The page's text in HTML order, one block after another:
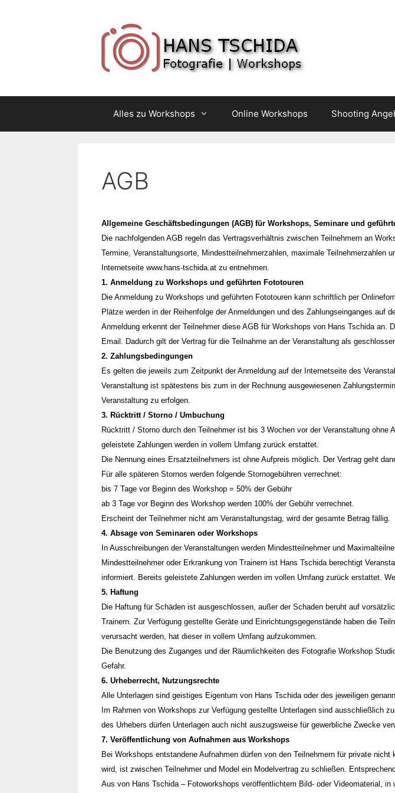
Alles zu Workshops Online Workshops Shooting
AGB
Allgemeine Geschäftsbedingungen (AGB) für Workshops, Seminare und
Die nachfolgenden AGB regeln das Vertragsverhältnis zwischen Teilnehmern an
Termine, Veranstaltungsorte, Mindestteilnehmerzahlen, maximale Teilnehmerzahlen
Internetseite www.hans-tschida.at zu entnehmen.
1. Anmeldung zu Workshops und geführten Fototouren
Die Anmeldung zu Workshops und geführten Fototouren kann schriftlich per
Plätze werden in der Reihenfolge der Anmeldungen und des Zahlungseinganges
Anmeldung erkennt der Teilnehmer diese AGB für Workshops von Hans Tschida
Email. Dadurch gilt der Vertrag für die Teilnahme an der Veranstaltung als
2. Zahlungsbedingungen
Es gelten die jeweils zum Zeitpunkt der Anmeldung auf der Internetseite des
Veranstaltung ist spätestens bis zum in der Rechnung ausgewiesenen
Veranstaltung zu erfolgen.
3. Rücktritt / Storno / Umbuchung
Rücktritt / Storno durch den Teilnehmer ist bis 3 Wochen vor der Veranstaltung
geleistete Zahlungen werden in vollem Umfang zurück erstattet.
Die Nennung eines Ersatzteilnehmers ist ohne Aufpreis möglich. Der Vertrag geht
Für alle späteren Stornos werden folgende Stornogebühren verrechnet:
bis 7 Tage vor Beginn des Workshop = 50% der Gebühr
ab 3 Tage vor Beginn des Workshop werden 100% der Gebühr verrechnet.
Erscheint der Teilnehmer nicht am Veranstaltungstag, wird der gesamte Betrag fällig.
4. Absage von Seminaren oder Workshops
In Ausschreibungen der Veranstaltungen werden Mindestteilnehmer und
Mindestteilnehmer oder Erkrankung von Trainern ist Hans Tschida berechtigt
informiert. Bereits geleistete Zahlungen werden im vollen Umfang zurück erstattet.
5. Haftung
Die Haftung für Schäden ist ausgeschlossen, außer der Schaden beruht auf
Trainern. Zur Verfügung gestellte Geräte und Einrichtungsgegenstände haben die
verursacht werden, hat dieser in vollem Umfang aufzukommen.
Die Benutzung des Zuganges und der Räumlichkeiten des Fotografie Workshop
Gefahr.
6. Urheberrecht, Nutzungsrechte
Alle Unterlagen sind geistiges Eigentum von Hans Tschida oder des jeweiligen
Im Rahmen von Workshops zur Verfügung gestellte Unterlagen sind ausschließlich
des Urhebers dürfen Unterlagen auch nicht auszugsweise für gewerbliche Zwecke
7. Veröffentlichung von Aufnahmen aus Workshops
Bei Workshops entstandene Aufnahmen dürfen von den Teilnehmern für private
wird, ist zwischen Teilnehmer und Model ein Modelvertrag zu schließen.
Aus von Hans Tschida – Fotoworkshops veröffentlichtem Bild- oder Videomaterial,